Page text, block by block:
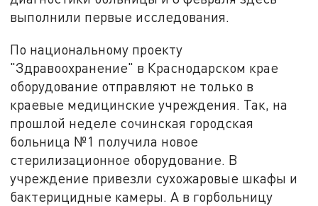
выполнили первые исследования.
По национальному проекту
"Здравоохранение" в Краснодарском крае
оборудование отправляют не только в
краевые медицинские учреждения. Так, на
прошлой неделе сочинская городская
больница №1 получила новое
стерилизационное оборудование. В
учреждение привезли сухожаровые шкафы и
бактерицидные камеры. А в горбольницу